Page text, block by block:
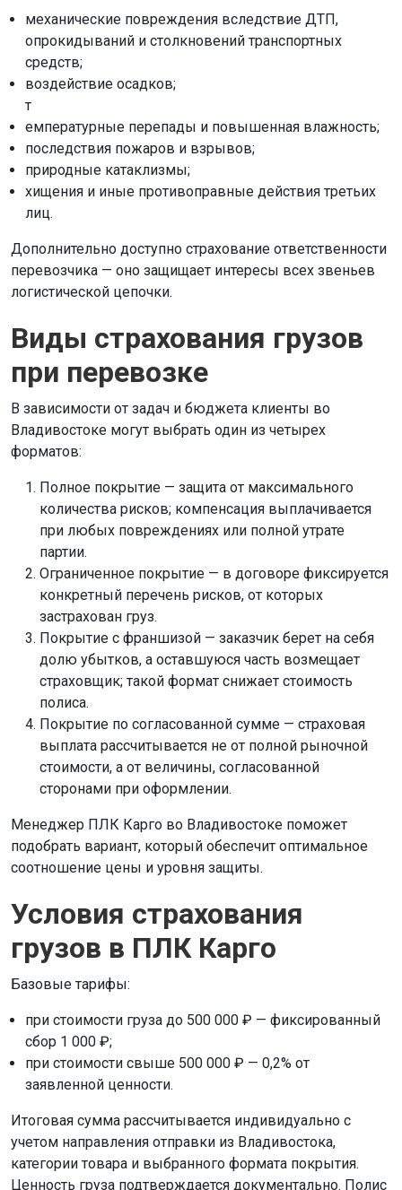
механические повреждения вследствие ДТП,
опрокидываний и столкновений транспортных
средств;
воздействие осадков;
т
емпературные перепады и повышенная влажность;
последствия пожаров и взрывов;
природные катаклизмы;
хищения и иные противоправные действия третьих
лиц.
Дополнительно доступно страхование ответственности
перевозчика — оно защищает интересы всех звеньев
логистической цепочки.
Виды страхования грузов
при перевозке
В зависимости от задач и бюджета клиенты во
Владивостоке могут выбрать один из четырех
форматов:
Полное покрытие — защита от максимального
количества рисков; компенсация выплачивается
при любых повреждениях или полной утрате
партии.
Ограниченное покрытие — в договоре фиксируется
конкретный перечень рисков, от которых
застрахован груз.
Покрытие с франшизой — заказчик берет на себя
долю убытков, а оставшуюся часть возмещает
страховщик; такой формат снижает стоимость
полиса.
Покрытие по согласованной сумме — страховая
выплата рассчитывается не от полной рыночной
стоимости, а от величины, согласованной
сторонами при оформлении.
Менеджер ПЛК Карго во Владивостоке поможет
подобрать вариант, который обеспечит оптимальное
соотношение цены и уровня защиты.
Условия страхования
грузов в ПЛК Карго
Базовые тарифы:
при стоимости груза до 500 000 ₽ — фиксированный
сбор 1 000 ₽;
при стоимости свыше 500 000 ₽ — 0,2% от
заявленной ценности.
Итоговая сумма рассчитывается индивидуально с
учетом направления отправки из Владивостока,
категории товара и выбранного формата покрытия.
Ценность груза подтверждается документально. Полис